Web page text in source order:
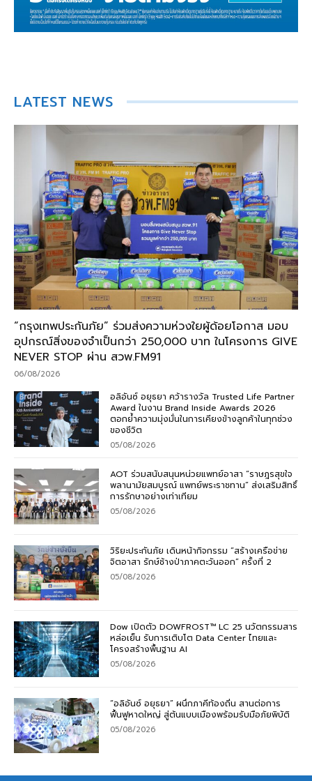
LATEST NEWS
“กรุงเทพประกันภัย” ร่วมส่งความห่วงใยผู้ด้อยโอกาส มอบ
อุปกรณ์สิ่งของจำเป็นกว่า 250,000 บาท ในโครงการ GIVE
NEVER STOP ผ่าน สวพ.FM91
06/08/2026
อลิอันซ์ อยุธยา คว้ารางวัล Trusted Life Partner
Award ในงาน Brand Inside Awards 2026
ตอกย้ำความมุ่งมั่นในการเคียงข้างลูกค้าในทุกช่วง
ของชีวิต
05/08/2026
AOT ร่วมสนับสนุนหน่วยแพทย์อาสา “ราษฎรสุขใจ
พลานามัยสมบูรณ์ แพทย์พระราชทาน” ส่งเสริมสิทธิ์
การรักษาอย่างเท่าเทียม
05/08/2026
วิริยะประกันภัย เดินหน้ากิจกรรม “สร้างเครือข่าย
จิตอาสา รักษ์ช้างป่าภาคตะวันออก” ครั้งที่ 2
05/08/2026
Dow เปิดตัว DOWFROST™ LC 25 นวัตกรรมสาร
หล่อเย็น รับการเติบโต Data Center ไทยและ
โครงสร้างพื้นฐาน AI
05/08/2026
“อลิอันซ์ อยุธยา” ผนึกภาคีท้องถิ่น สานต่อการ
ฟื้นฟูหาดใหญ่ สู่ต้นแบบเมืองพร้อมรับมือภัยพิบัติ
05/08/2026